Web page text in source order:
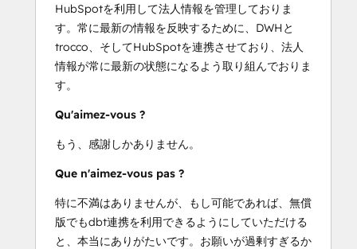
HubSpotを利用して法人情報を管理しておりま
す。常に最新の情報を反映するために、DWHと
trocco、そしてHubSpotを連携させており、法人
情報が常に最新の状態になるよう取り組んでおりま
す。
Qu'aimez-vous ?
もう、感謝しかありません。
Que n'aimez-vous pas ?
特に不満はありませんが、もし可能であれば、無償
版でもdbt連携を利用できるようにしていただける
と、本当にありがたいです。お願いが過剰すぎるか